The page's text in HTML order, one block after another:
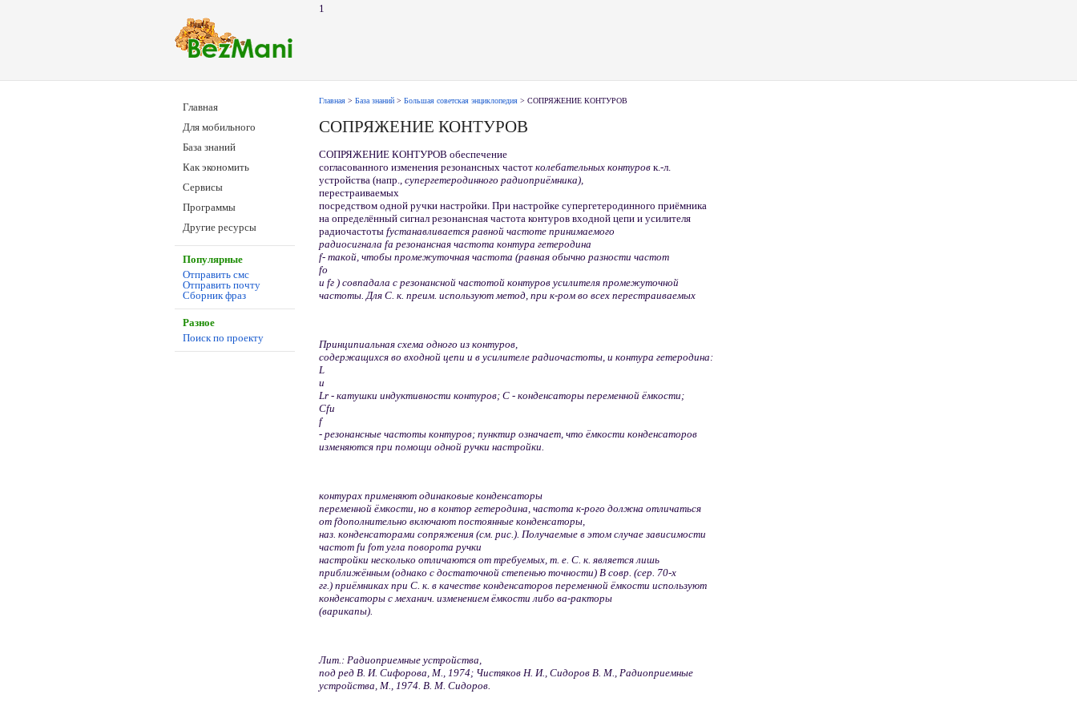
1
Главная
Для мобильного
База знаний
Как экономить
Сервисы
Программы
Другие ресурсы
Популярные
Отправить смс
Отправить почту
Сборник фраз
Разное
Поиск по проекту
Главная > База знаний > Большая советская энциклопедия > СОПРЯЖЕНИЕ КОНТУРОВ
СОПРЯЖЕНИЕ КОНТУРОВ
СОПРЯЖЕНИЕ КОНТУРОВ обеспечение
согласованного изменения резонансных частот колебательных контуров к.-л.
устройства (напр., супергетеродинного радиоприёмника),
перестраиваемых
посредством одной ручки настройки. При настройке супергетеродинного приёмника
на определённый сигнал резонансная частота контуров входной цепи и усилителя
радиочастоты fустанавливается равной частоте принимаемого
радиосигнала fа резонансная частота контура гетеродина
f- такой, чтобы промежуточная частота (равная обычно разности частот
fо
и fг ) совпадала с резонансной частотой контуров усилителя промежуточной
частоты. Для С. к. преим. используют метод, при к-ром во всех перестраиваемых
Принципиальная схема одного из контуров,
содержащихся во входной цепи и в усилителе радиочастоты, и контура гетеродина:
L
и
Lr - катушки индуктивности контуров; С - конденсаторы переменной ёмкости;
Cfи
f
- резонансные частоты контуров; пунктир означает, что ёмкости конденсаторов
изменяются при помощи одной ручки настройки.
контурах применяют одинаковые конденсаторы
переменной ёмкости, но в контор гетеродина, частота к-рого должна отличаться
от fдополнительно включают постоянные конденсаторы,
наз. конденсаторами сопряжения (см. рис.). Получаемые в этом случае зависимости
частот fи fот угла поворота ручки
настройки несколько отличаются от требуемых, т. е. С. к. является лишь
приближённым (однако с достаточной степенью точности) В совр. (сер. 70-х
гг.) приёмниках при С. к. в качестве конденсаторов переменной ёмкости используют
конденсаторы с механич. изменением ёмкости либо ва-ракторы
(варикапы).
Лит.: Радиоприемные устройства,
под ред В. И. Сифорова, M., 1974; Чистяков H. И., Сидоров В. M., Радиоприемные
устройства, M., 1974. В. M. Сидоров.